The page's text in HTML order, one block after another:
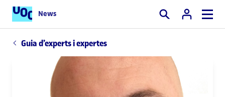
News Cercar
Guia d’experts i expertes